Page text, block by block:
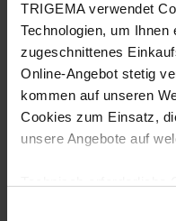
TRIGEMA verwendet
Technologien, um Ihnen
zugeschnittenes
Online-Angebot stetig
kommen auf unseren
Cookies zum Einsatz,
unsere Angebote auf
DELUXE polo shirt
from 54,00 €